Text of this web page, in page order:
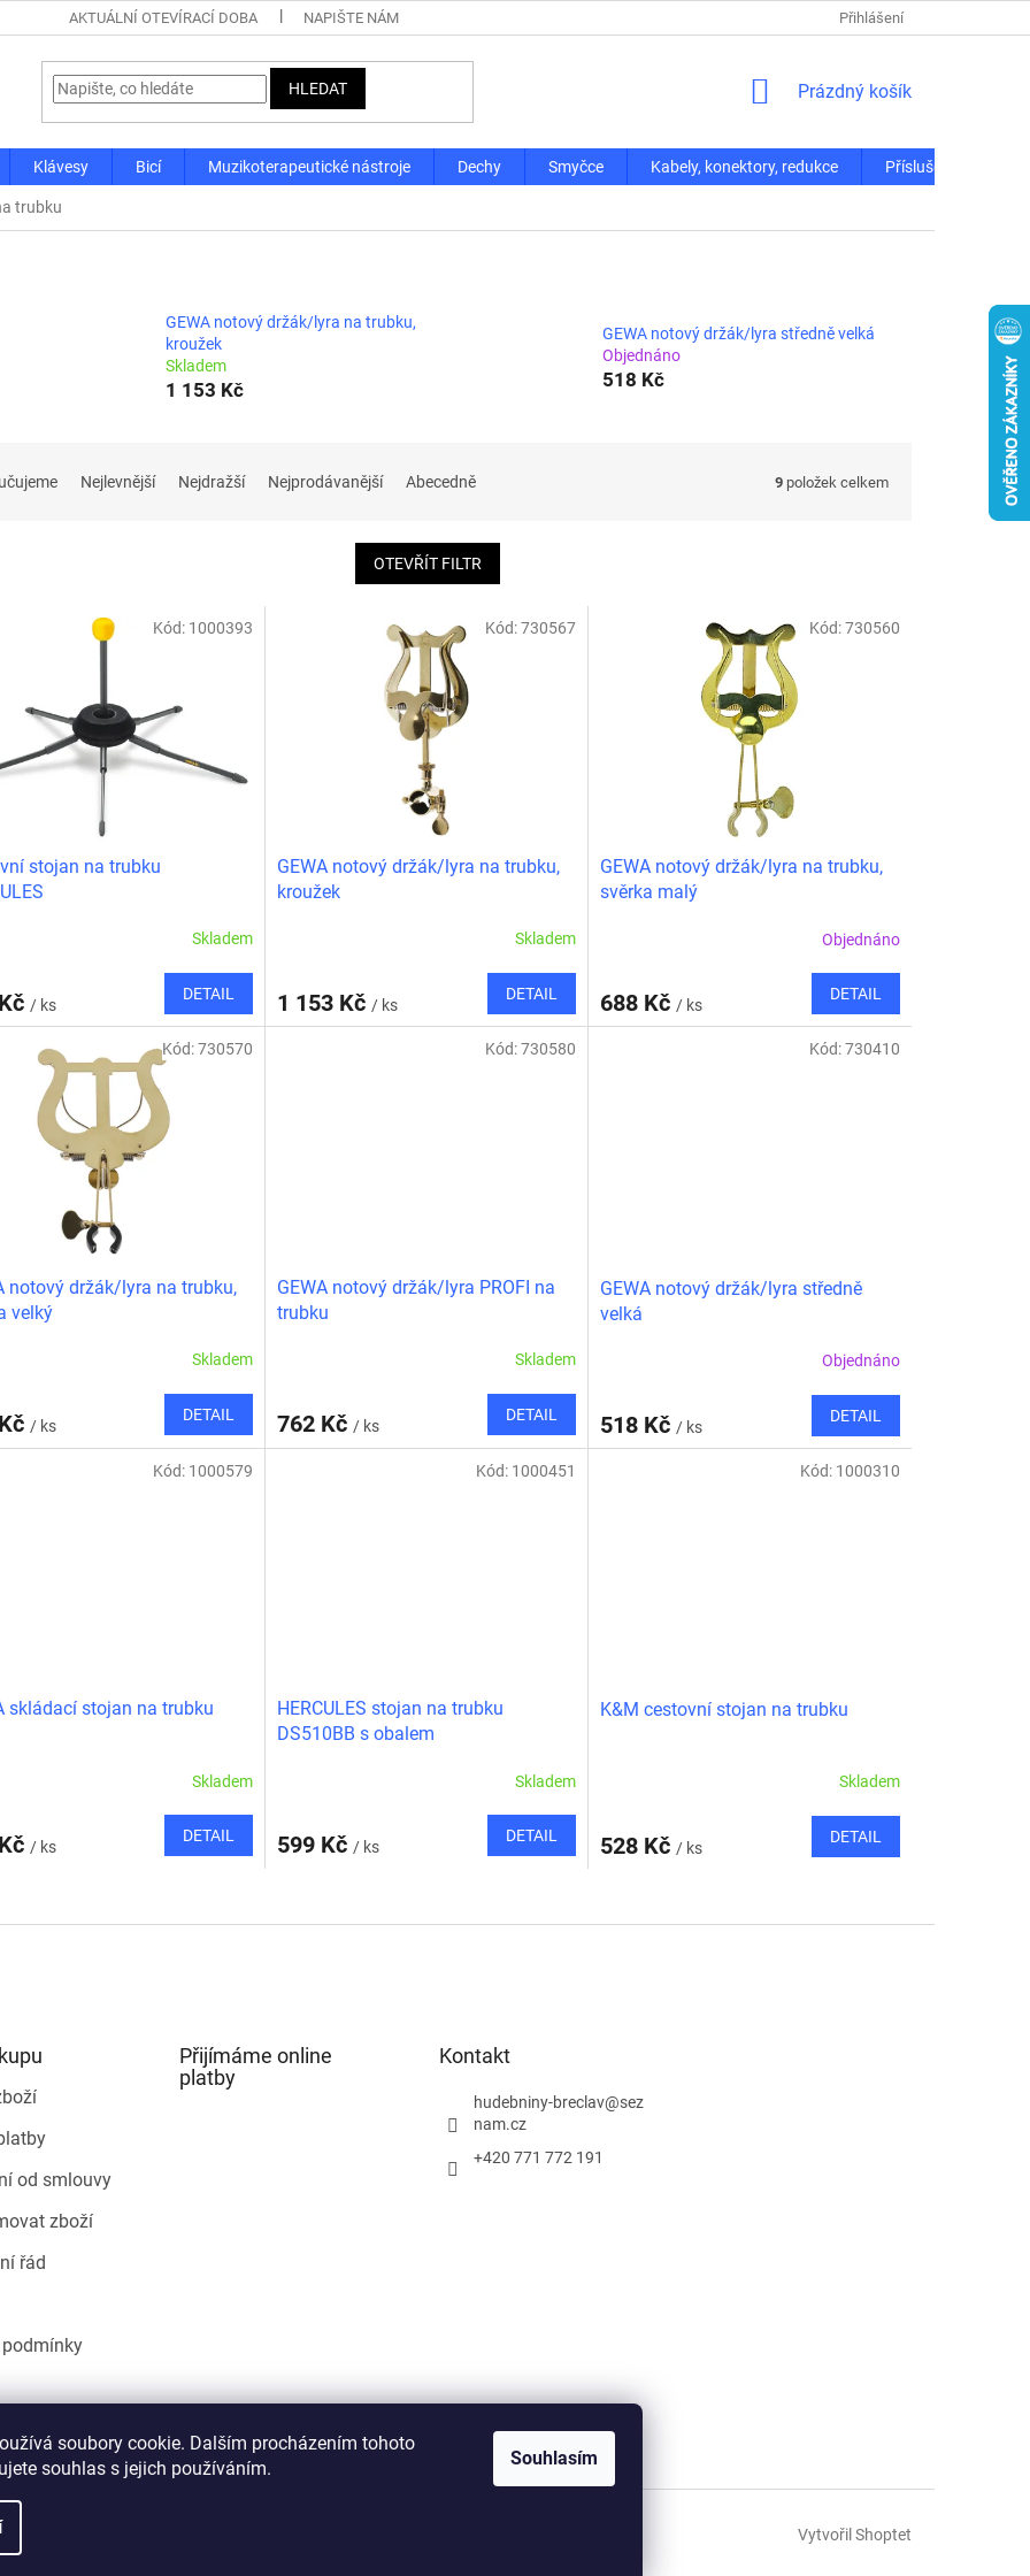
soubory cookie. Dalším procházením tohoto
souhlas s jejich používáním.
Souhlasím
AKTUÁLNÍ OTEVÍRACÍ DOBA NAPIŠTE NÁM Přihlášení
HLEDAT
NÁKUPNÍ
Prázdný košík
Klávesy Bicí Muzikoterapeutické nástroje Dechy Smyčce Kabely, konektory, redukce Příslušenství
trubku
GEWA notový držák/lyra na trubku,
kroužek
Skladem
1 153 Kč
GEWA notový držák/lyra středně velká
Objednáno
518 Kč
Nejlevnější Nejdražší Nejprodávanější Abecedně 9 položek celkem
OTEVŘÍT FILTR
stojan na trubku
Skladem
/ ks
DETAIL
Kód: 1000393
GEWA notový držák/lyra na trubku,
kroužek
Skladem
1 153 Kč / ks
DETAIL
Kód:730567
GEWA notový držák/lyra na trubku,
svěrka malý
Objednáno
688 Kč / ks
DETAIL
Kód:730560
notový držák/lyra na trubku,
velký
Skladem
/ ks
DETAIL
Kód:730570
GEWA notový držák/lyra PROFI na
trubku
Skladem
762 Kč / ks
DETAIL
Kód:730580
GEWA notový držák/lyra středně
velká
Objednáno
518 Kč / ks
DETAIL
Kód:730410
skládací stojan na trubku
Skladem
/ ks
DETAIL
Kód: 1000579
HERCULES stojan na trubku
DS510BB s obalem
Skladem
599 Kč / ks
DETAIL
Kód: 1000451
K&M cestovní stojan na trubku
Skladem
528 Kč / ks
DETAIL
Kód: 1000310
v
od smlouvy
zboží
řád
Přijímáme online
platby
Kontakt
hudebniny-breclav@sez
nam.cz
+420 771 772 191
Heureka.cz
Vytvořil Shoptet
vyhrazena.